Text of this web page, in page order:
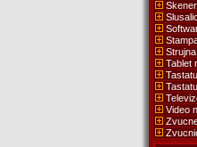
Tablet
Video